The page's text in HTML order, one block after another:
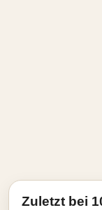
Zuletzt bei